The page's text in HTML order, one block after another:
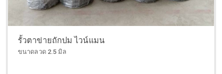
รั้วตาข่ายถักปม ไวน์แมน
ขนาดลวด 2.5 มิล